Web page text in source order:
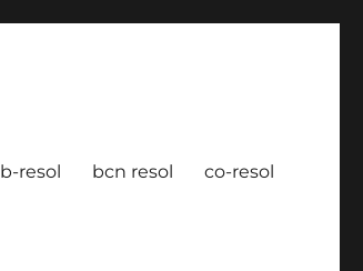
b-resol bcn resol co-resol